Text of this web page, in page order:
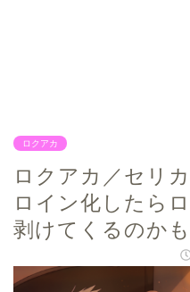
ロクアカ
ロクアカ／セリ
ロイン化したら
剥けてくるのか